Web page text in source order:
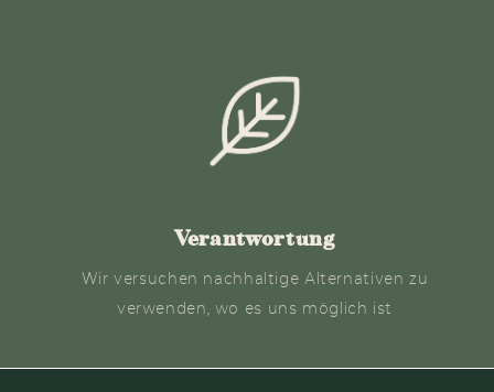
Verantwortung
Wir versuchen nachhaltige Alternativen zu
verwenden, wo es uns möglich ist